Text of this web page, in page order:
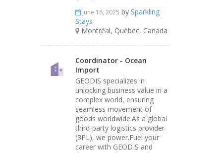
June 16, 2025 by Sparkling
Stays
Montréal, Québec, Canada
Coordinator - Ocean
Import
GEODIS specializes in
unlocking business value in a
complex world, ensuring
seamless movement of
goods worldwide.As a global
third-party logistics provider
(3PL), we power.Fuel your
career with GEODIS and